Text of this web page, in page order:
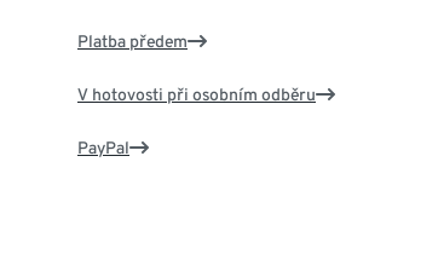
Platba předem
V hotovosti při osobním odběru
PayPal